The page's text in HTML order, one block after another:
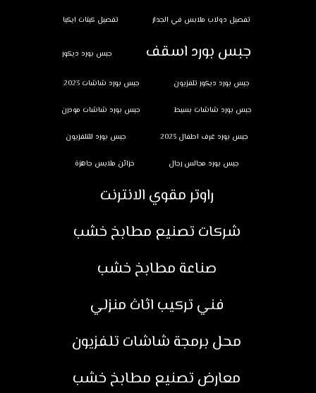
تفصيل دولاب ملابس في الجدار تفصيل كبتات ايكيا
جبس بورد اسقف جبس بورد ديكور
جبس بورد ديكور تلفزيون جبس بورد شاشات 2023
جبس بورد شاشات بسيط جبس بورد شاشات مودرن
جبس بورد غرف اطفال 2023 جبس بورد للتلفزيون
جبس بورد مجالس رجال خزائن ملابس جاهزة
راوتر مقوي الانترنت
شركات تصنيع مطابخ خشب
صناعة مطابخ خشب
فني تركيب اثاث منزلي
محل برمجة شاشات تلفزيون
معارض تصنيع مطابخ خشب